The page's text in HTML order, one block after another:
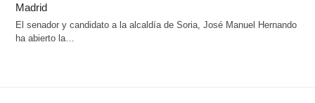
Madrid
El senador y candidato a la alcaldía de Soria, José Manuel Hernando
ha abierto la…